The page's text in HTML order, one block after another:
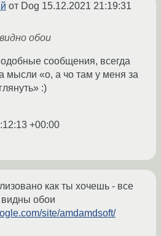
от Dog 15.12.2021 21:19:31
обои
сообщения, всегда
мысли «о, а чо там у меня за
:)
+00:00
как ты хочешь - все
видны обои
site/amdamdsoft/